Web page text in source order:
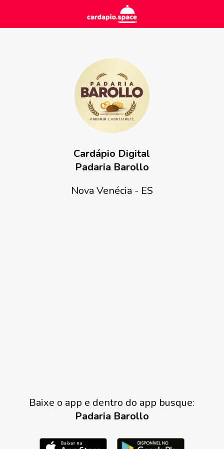
Cardápio Digital
Padaria Barollo
Nova Venécia - ES
Baixe o app e dentro do app busque:
Padaria Barollo